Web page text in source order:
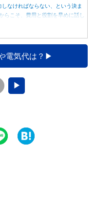
なければならない、という決ま
らこそ、費用と役割を早めに話し
電気代は？
▶